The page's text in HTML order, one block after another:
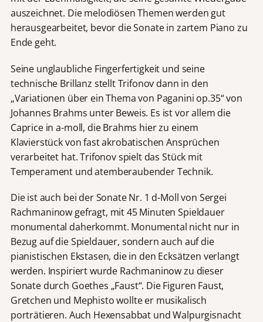
auszeichnet. Die melodiösen Themen werden gut
herausgearbeitet, bevor die Sonate in zartem Piano zu
Ende geht.
Seine unglaubliche Fingerfertigkeit und seine
technische Brillanz stellt Trifonov dann in den
„Variationen über ein Thema von Paganini op.35“ von
Johannes Brahms unter Beweis. Es ist vor allem die
Caprice in a-moll, die Brahms hier zu einem
Klavierstück von fast akrobatischen Ansprüchen
verarbeitet hat. Trifonov spielt das Stück mit
Temperament und atemberaubender Technik.
Die ist auch bei der Sonate Nr. 1 d-Moll von Sergei
Rachmaninow gefragt, mit 45 Minuten Spieldauer
monumental daherkommt. Monumental nicht nur in
Bezug auf die Spieldauer, sondern auch auf die
pianistischen Ekstasen, die in den Ecksätzen verlangt
werden. Inspiriert wurde Rachmaninow zu dieser
Sonate durch Goethes „Faust“. Die Figuren Faust,
Gretchen und Mephisto wollte er musikalisch
porträtieren. Auch Hexensabbat und Walpurgisnacht